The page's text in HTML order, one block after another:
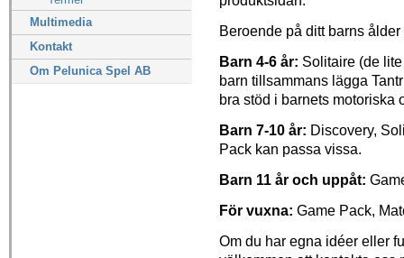
Multimedia
Kontakt
Om Pelunica Spel AB
Beroende på ditt barns
Barn 4-6 år: Solitaire (de
barn tillsammans lägga
bra stöd i barnets motoriska
Barn 7-10 år: Discovery,
Pack kan passa vissa.
Barn 11 år och uppåt:
För vuxna: Game Pack,
Om du har egna idéer eller